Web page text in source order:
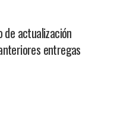
de actualización
entregas